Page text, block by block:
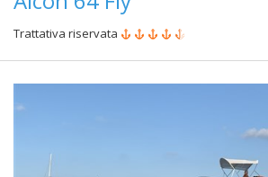
Trattativa riservata